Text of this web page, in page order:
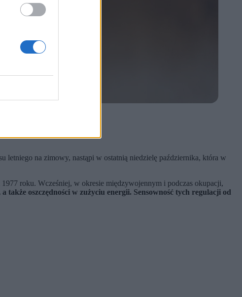
letniego na zimowy, nastąpi w ostatnią niedzielę października, która w
roku. Wcześniej, w okresie międzywojennym i podczas okupacji,
także oszczędności w zużyciu energii. Sensowność tych regulacji od